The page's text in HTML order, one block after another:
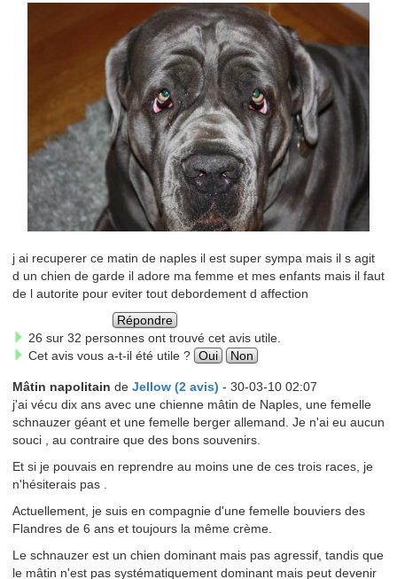
j ai recuperer ce matin de naples il est super sympa mais il s agit
d un chien de garde il adore ma femme et mes enfants mais il faut
de l autorite pour eviter tout debordement d affection
Répondre
26 sur 32 personnes ont trouvé cet avis utile.
Cet avis vous a-t-il été utile ? Oui Non
Mâtin napolitain de Jellow (2 avis) - 30-03-10 02:07
j'ai vécu dix ans avec une chienne mâtin de Naples, une femelle
schnauzer géant et une femelle berger allemand. Je n'ai eu aucun
souci , au contraire que des bons souvenirs.
Et si je pouvais en reprendre au moins une de ces trois races, je
n'hésiterais pas .
Actuellement, je suis en compagnie d'une femelle bouviers des
Flandres de 6 ans et toujours la même crème.
Le schnauzer est un chien dominant mais pas agressif, tandis que
le mâtin n'est pas systématiquement dominant mais peut devenir